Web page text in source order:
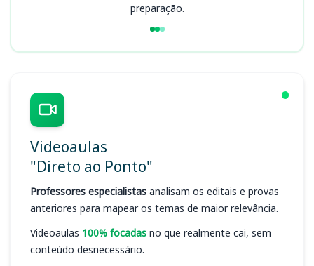
preparação.
Videoaulas
"Direto ao Ponto"
Professores especialistas analisam os editais e provas
anteriores para mapear os temas de maior relevância.
Videoaulas 100% focadas no que realmente cai, sem
conteúdo desnecessário.